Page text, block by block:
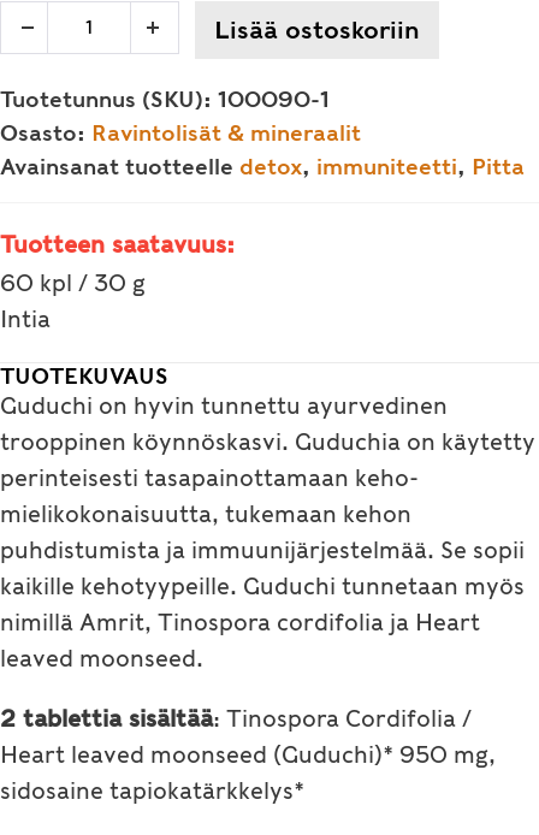
Decrease
Guduchi
Natural
60
tabl.
määrä
IncreaseLisää ostoskoriin
Tuotetunnus (SKU): 100090-1
Osasto: Ravintolisät & mineraalit
Avainsanat tuotteelle detox, immuniteetti, Pitta
Tuotteen saatavuus:
60 kpl / 30 g
Intia
TUOTEKUVAUS
Guduchi on hyvin tunnettu ayurvedinen
trooppinen köynnöskasvi. Guduchia on käytetty
perinteisesti tasapainottamaan keho-
mielikokonaisuutta, tukemaan kehon
puhdistumista ja immuunijärjestelmää. Se sopii
kaikille kehotyypeille. Guduchi tunnetaan myös
nimillä Amrit, Tinospora cordifolia ja Heart
leaved moonseed.
2 tablettia sisältää: Tinospora Cordifolia /
Heart leaved moonseed (Guduchi)* 950 mg,
sidosaine tapiokatärkkelys*